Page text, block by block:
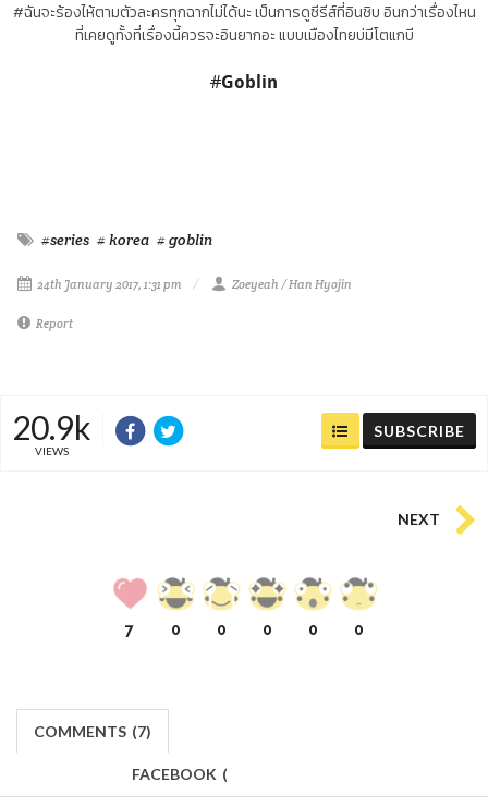
#ฉันจะร้องไห้ตามตัวละครทุกฉากไม่ได้นะ เป็นการดูซีรีส์ที่อินชิบ อินกว่าเรื่องไหน
ที่เคยดูทั้งที่เรื่องนี้ควรจะอินยากอะ แบบเมืองไทยบ่มีโตแกบี
#Goblin
#series # korea # goblin
24th January 2017, 1:31 pm Zoeyeah / Han Hyojin
Report
20.9k
VIEWS
SUBSCRIBE
NEXT
7 0 0 0 0 0
COMMENTS (7)
FACEBOOK (